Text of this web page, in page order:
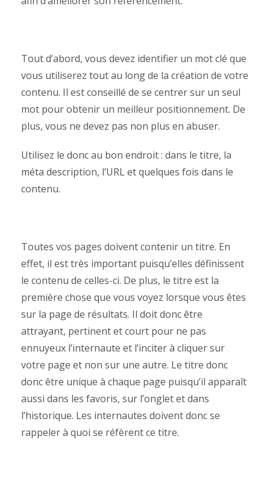
Tout d’abord, vous devez identifier un mot clé que
vous utiliserez tout au long de la création de votre
contenu. Il est conseillé de se centrer sur un seul
mot pour obtenir un meilleur positionnement. De
plus, vous ne devez pas non plus en abuser.
Utilisez le donc au bon endroit : dans le titre, la
méta description, l’URL et quelques fois dans le
contenu.
Toutes vos pages doivent contenir un titre. En
effet, il est très important puisqu’elles définissent
le contenu de celles-ci. De plus, le titre est la
première chose que vous voyez lorsque vous êtes
sur la page de résultats. Il doit donc être
attrayant, pertinent et court pour ne pas
ennuyeux l’internaute et l’inciter à cliquer sur
votre page et non sur une autre. Le titre donc
donc être unique à chaque page puisqu’il apparaît
aussi dans les favoris, sur l’onglet et dans
l’historique. Les internautes doivent donc se
rappeler à quoi se réfèrent ce titre.